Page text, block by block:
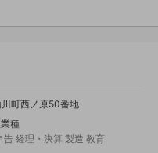
町西ノ原50番地
種
告 経理・決算 製造 教育